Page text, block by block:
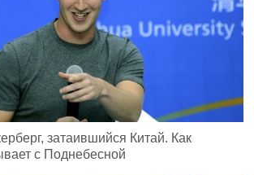
затаившийся Китай. Как
с Поднебесной